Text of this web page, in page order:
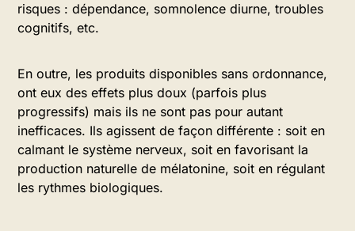
risques : dépendance, somnolence diurne, troubles
cognitifs, etc.
En outre, les produits disponibles sans ordonnance,
ont eux des effets plus doux (parfois plus
progressifs) mais ils ne sont pas pour autant
inefficaces. Ils agissent de façon différente : soit en
calmant le système nerveux, soit en favorisant la
production naturelle de mélatonine, soit en régulant
les rythmes biologiques.